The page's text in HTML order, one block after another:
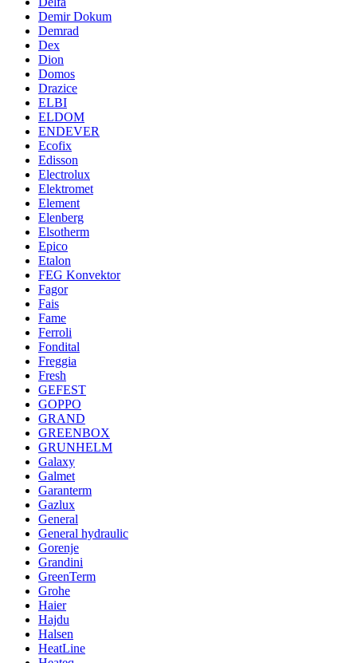
Demir Dokum
Demrad
Dex
Dion
Domos
Drazice
ELBI
ELDOM
ENDEVER
Ecofix
Edisson
Electrolux
Elektromet
Element
Elenberg
Elsotherm
Epico
Etalon
FEG Konvektor
Fagor
Fais
Fame
Ferroli
Fondital
Freggia
Fresh
GEFEST
GOPPO
GRAND
GREENBOX
GRUNHELM
Galaxy
Galmet
Garanterm
Gazlux
General
General hydraulic
Gorenje
Grandini
GreenTerm
Grohe
Haier
Hajdu
Halsen
HeatLine